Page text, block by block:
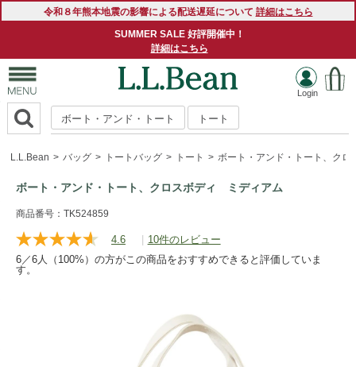
令和８年熊本地震の影響による配送遅延について 詳細はこちら
SUMMER SALE 好評開催中！
詳細はこちら
ボート・アンド・トート トート
L.L.Bean バッグ トートバッグ トート ボート・アンド・トート、ク
ボート・アンド・トート、クロスボディ ミディアム
https://www.llbean.co.jp/tote-
travel/totebag/tote/g/P1000010394.html
商品番号：TK524859
4.6
レ
ビ
じ
ペ
| 10件のレビュー
6／6人（100%）の方がこの商品をおすすめできると評価していま
す。